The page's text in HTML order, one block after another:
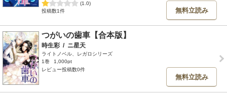
(1.0)
投稿数1件
無料立読み
つがいの歯車【合本版】
時生彩 / ニ星天
ライトノベル、レガロシリーズ
1巻
1,000pt
レビュー投稿数0件
無料立読み